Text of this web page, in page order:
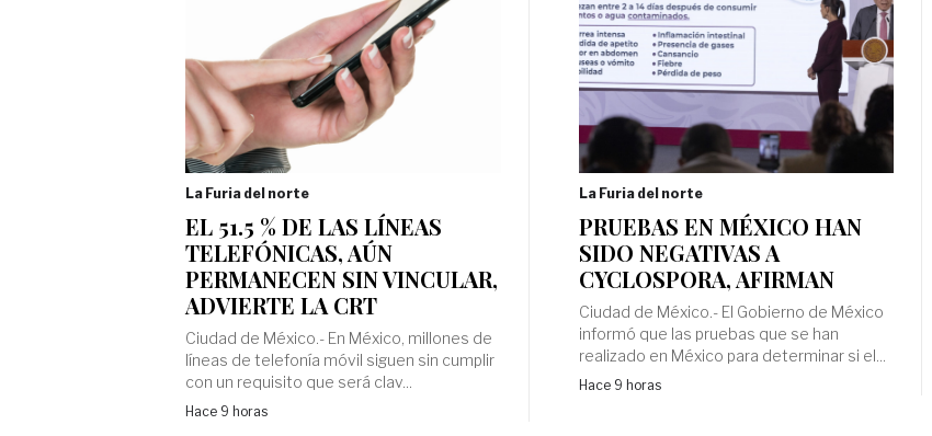
La Furia del norte
EL 51.5 % DE LAS LÍNEAS
TELEFÓNICAS, AÚN
PERMANECEN SIN VINCULAR,
ADVIERTE LA CRT
Ciudad de México.- En México, millones de
líneas de telefonía móvil siguen sin cumplir
con un requisito que será clav...
Hace 9 horas
La Furia del norte
PRUEBAS EN MÉXICO HAN
SIDO NEGATIVAS A
CYCLOSPORA, AFIRMAN
Ciudad de México.- El Gobierno de México
informó que las pruebas que se han
realizado en México para determinar si el...
Hace 9 horas